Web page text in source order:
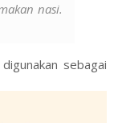
nasi.
sebagai